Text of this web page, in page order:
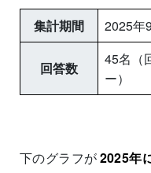
集計期間 2025年
回答数
45名（
ー）
下のグラフが2025年